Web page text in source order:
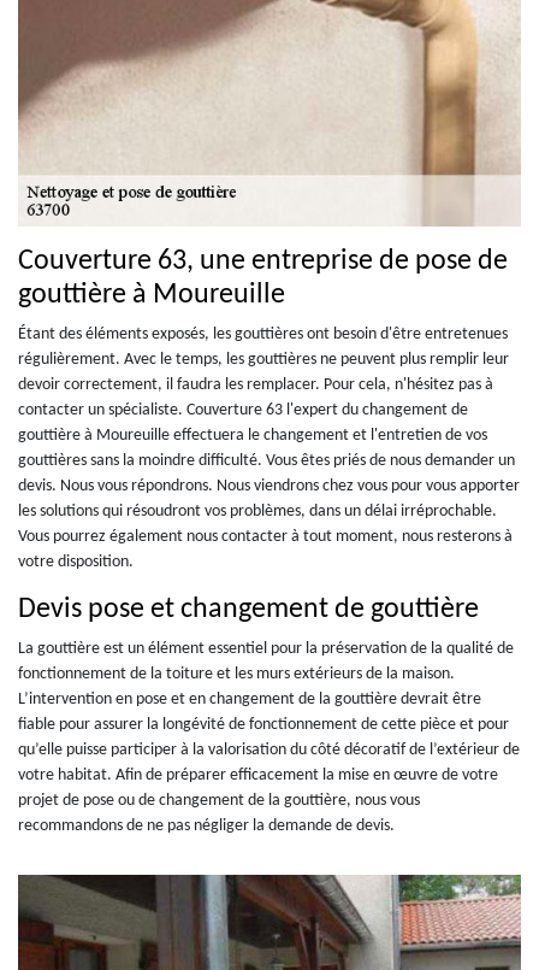
Couverture 63, une entreprise de pose de
gouttière à Moureuille
Étant des éléments exposés, les gouttières ont besoin d'être entretenues
régulièrement. Avec le temps, les gouttières ne peuvent plus remplir leur
devoir correctement, il faudra les remplacer. Pour cela, n'hésitez pas à
contacter un spécialiste. Couverture 63 l'expert du changement de
gouttière à Moureuille effectuera le changement et l'entretien de vos
gouttières sans la moindre difficulté. Vous êtes priés de nous demander un
devis. Nous vous répondrons. Nous viendrons chez vous pour vous apporter
les solutions qui résoudront vos problèmes, dans un délai irréprochable.
Vous pourrez également nous contacter à tout moment, nous resterons à
votre disposition.
Devis pose et changement de gouttière
La gouttière est un élément essentiel pour la préservation de la qualité de
fonctionnement de la toiture et les murs extérieurs de la maison.
L’intervention en pose et en changement de la gouttière devrait être
fiable pour assurer la longévité de fonctionnement de cette pièce et pour
qu’elle puisse participer à la valorisation du côté décoratif de l’extérieur de
votre habitat. Afin de préparer efficacement la mise en œuvre de votre
projet de pose ou de changement de la gouttière, nous vous
recommandons de ne pas négliger la demande de devis.